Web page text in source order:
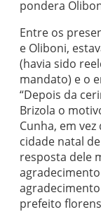
pondera
Entre os
e Oliboni,
(havia sido
mandato) e o
“Depois da
Brizola o
Cunha, em
cidade natal
resposta dele
agradecimento
prefeito